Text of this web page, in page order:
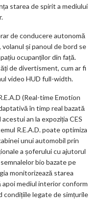
starea de spirit a mediului
de conducere autonomă
și panoul de bord se
ocupanților din față.
de divertisment, cum ar fi
video HUD full-width.
(Real-time Emotion
în timp real bazată
an la expoziția CES
R.E.A.D. poate optimiza
unui automobil prin
a șoferului cu ajutorul
bio bazate pe
monitorizează starea
apoi mediul interior conform
condițiile legate de simțurile